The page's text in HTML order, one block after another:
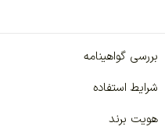
بررسی گواهینامه
شرایط استفاده
هویت برند